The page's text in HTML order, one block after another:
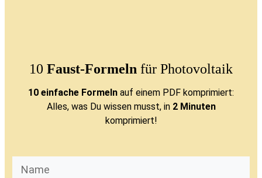
10 Faust-Formeln für Photovoltaik
10 einfache Formeln auf einem PDF komprimiert:
Alles, was Du wissen musst, in 2 Minuten
komprimiert!